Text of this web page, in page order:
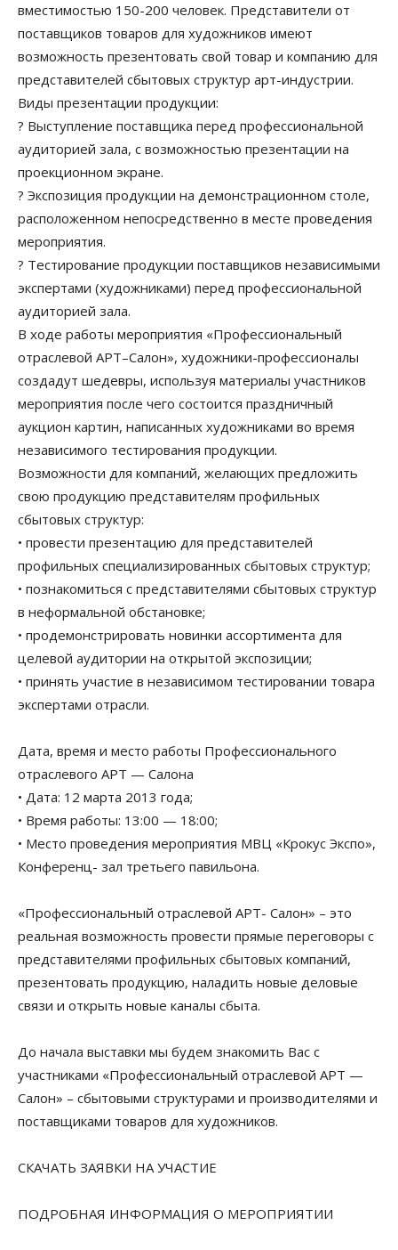
вместимостью 150-200 человек. Представители от
поставщиков товаров для художников имеют
возможность презентовать свой товар и компанию для
представителей сбытовых структур арт-индустрии.
Виды презентации продукции:
? Выступление поставщика перед профессиональной
аудиторией зала, с возможностью презентации на
проекционном экране.
? Экспозиция продукции на демонстрационном столе,
расположенном непосредственно в месте проведения
мероприятия.
? Тестирование продукции поставщиков независимыми
экспертами (художниками) перед профессиональной
аудиторией зала.
В ходе работы мероприятия «Профессиональный
отраслевой АРТ–Салон», художники-профессионалы
создадут шедевры, используя материалы участников
мероприятия после чего состоится праздничный
аукцион картин, написанных художниками во время
независимого тестирования продукции.
Возможности для компаний, желающих предложить
свою продукцию представителям профильных
сбытовых структур:
• провести презентацию для представителей
профильных специализированных сбытовых структур;
• познакомиться с представителями сбытовых структур
в неформальной обстановке;
• продемонстрировать новинки ассортимента для
целевой аудитории на открытой экспозиции;
• принять участие в независимом тестировании товара
экспертами отрасли.
Дата, время и место работы Профессионального
отраслевого АРТ — Салона
• Дата: 12 марта 2013 года;
• Время работы: 13:00 — 18:00;
• Место проведения мероприятия МВЦ «Крокус Экспо»,
Конференц- зал третьего павильона.
«Профессиональный отраслевой АРТ- Салон» – это
реальная возможность провести прямые переговоры с
представителями профильных сбытовых компаний,
презентовать продукцию, наладить новые деловые
связи и открыть новые каналы сбыта.
До начала выставки мы будем знакомить Вас с
участниками «Профессиональный отраслевой АРТ —
Салон» – сбытовыми структурами и производителями и
поставщиками товаров для художников.
СКАЧАТЬ ЗАЯВКИ НА УЧАСТИЕ
ПОДРОБНАЯ ИНФОРМАЦИЯ О МЕРОПРИЯТИИ